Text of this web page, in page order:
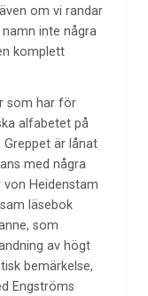
om vi randar
inte några
komplett
som har för
alfabetet på
är lånat
med några
Heidenstam
läsebok
som
av högt
bemärkelse,
Engströms